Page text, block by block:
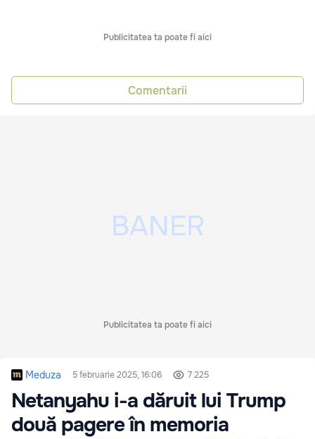
Publicitatea ta poate fi aici
Comentarii
Publicitatea ta poate fi aici
Meduza 5 februarie 2025, 16:06 7 225
Netanyahu i-a dăruit lui Trump
două pagere în memoria